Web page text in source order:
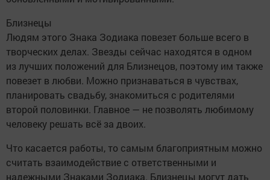
Близнецы
Людям этого Знака Зодиака повезет больше всего в
творческих делах. Звезды сейчас находятся в одном
из лучших положений для Близнецов, поэтому им также
повезет в любви. Можно признаваться в чувствах,
планировать свадьбу, знакомиться с родителями
второй половинки. Главное — не позволять любимому
человеку решать всё за двоих.
Что касается работы, то самым благоприятным можно
считать взаимодействие с ответственными и
надежными Знаками Зодиака. Близнецы могут дать